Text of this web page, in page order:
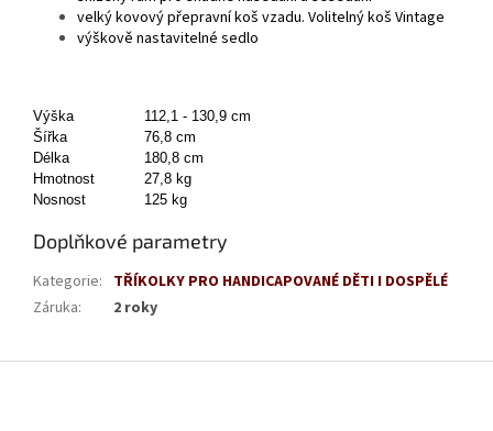
velký kovový přepravní koš vzadu. Volitelný koš Vintage
výškově nastavitelné sedlo
Výška
112,1 - 130,9 cm
Šířka
76,8 cm
Délka
180,8 cm
Hmotnost
27,8 kg
Nosnost
125 kg
Doplňkové parametry
Kategorie: TŘÍKOLKY PRO HANDICAPOVANÉ DĚTI I DOSPĚLÉ
Záruka: 2 roky